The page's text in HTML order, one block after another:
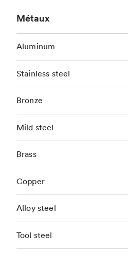
Métaux
Aluminum
Stainless steel
Bronze
Mild steel
Brass
Copper
Alloy steel
Tool steel